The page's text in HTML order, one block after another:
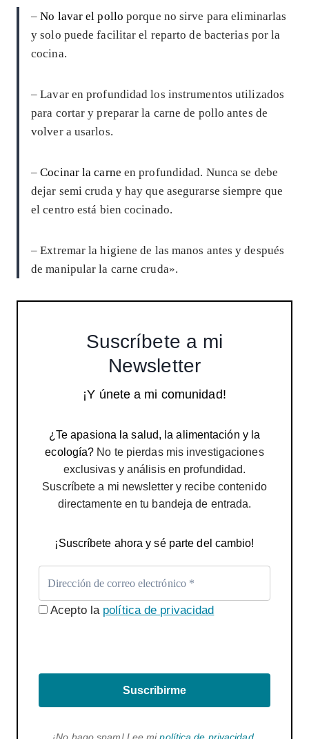
–No lavar el pollo porque no sirve para eliminarlas
y solo puede facilitar el reparto de bacterias por la
cocina.
– Lavar en profundidad los instrumentos utilizados
para cortar y preparar la carne de pollo antes de
volver a usarlos.
–Cocinar la carne en profundidad. Nunca se debe
dejar semi cruda y hay que asegurarse siempre que
el centro está bien cocinado.
– Extremar la higiene de las manos antes y después
de manipular la carne cruda».
Suscríbete a mi
Newsletter
¡Y únete a mi comunidad!
¿Te apasiona la salud, la alimentación y la
ecología? No te pierdas mis investigaciones
exclusivas y análisis en profundidad.
Suscríbete a mi newsletter y recibe contenido
directamente en tu bandeja de entrada.
¡Suscríbete ahora y sé parte del cambio!
Acepto la política de privacidad
Suscribirme
¡No hago spam! Lee mipolítica de privacidad.